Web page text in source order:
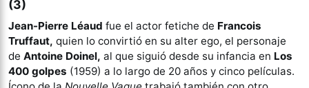
(3)
Jean-Pierre Léaud fue el actor fetiche de Francois
Truffaut, quien lo convirtió en su alter ego, el personaje
de Antoine Doinel, al que siguió desde su infancia en Los
400 golpes (1959) a lo largo de 20 años y cinco películas.